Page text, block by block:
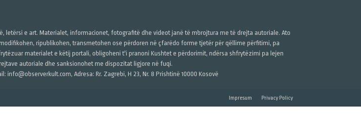
letërsi e art. Materialet, informacionet, fotografitë dhe videot janë të mbrojtura me të drejta autoriale. Ato
ripublikohen, transmetohen ose përdoren në çfarëdo forme tjetër për qëllime përfitimi, pa
materialet e këtij portali, obligoheni t'i pranoni Kushtet e përdorimit, ndërsa shfrytëzimi pa lejen
autoriale dhe sanksionohet me dispozitat ligjore në fuqi.
info@observerkult.com, Adresa: Rr. Zagrebi, H 23, Nr. 8 Prishtinë 10000 Kosovë
Impresum Privacy Policy